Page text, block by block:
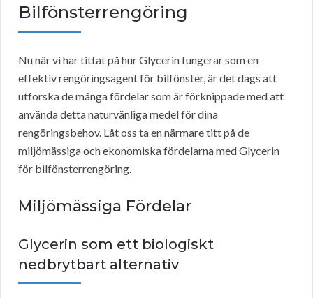
Bilfönsterrengöring
Nu när vi har tittat på hur Glycerin fungerar som en
effektiv rengöringsagent för bilfönster, är det dags att
utforska de många fördelar som är förknippade med att
använda detta naturvänliga medel för dina
rengöringsbehov. Låt oss ta en närmare titt på de
miljömässiga och ekonomiska fördelarna med Glycerin
för bilfönsterrengöring.
Miljömässiga Fördelar
Glycerin som ett biologiskt
nedbrytbart alternativ